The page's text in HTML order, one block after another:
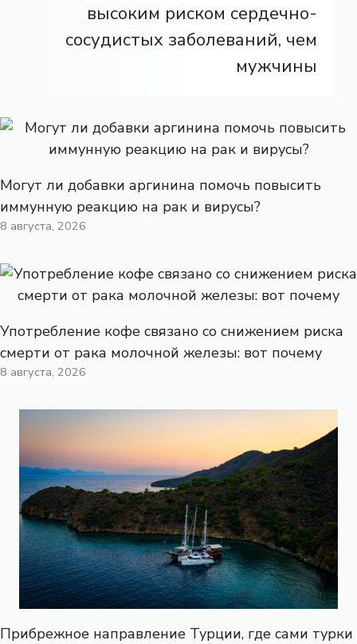
высоким риском сердечно-
сосудистых заболеваний, чем
мужчины
Могут ли добавки аргинина помочь повысить
иммунную реакцию на рак и вирусы?
8 августа, 2026
Употребление кофе связано со снижением риска
смерти от рака молочной железы: вот почему
8 августа, 2026
Прибрежное направление Турции, где сами турки